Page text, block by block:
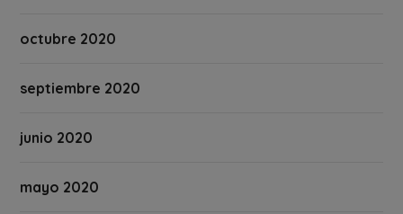
octubre 2020
septiembre 2020
junio 2020
mayo 2020